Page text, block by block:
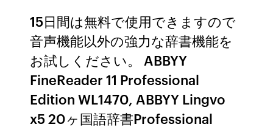
15日間は無料で使用できますので
音声機能以外の強力な辞書機能を
お試しください。 ABBYY
FineReader 11 Professional
Edition WL1470, ABBYY Lingvo
x5 20ヶ国語辞書Professional